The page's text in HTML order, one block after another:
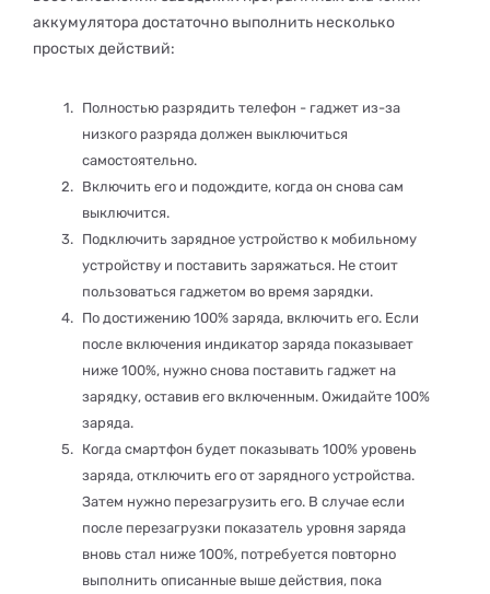
аккумулятора достаточно выполнить несколько
простых действий:
Полностью разрядить телефон - гаджет из-за
низкого разряда должен выключиться
самостоятельно.
Включить его и подождите, когда он снова сам
выключится.
Подключить зарядное устройство к мобильному
устройству и поставить заряжаться. Не стоит
пользоваться гаджетом во время зарядки.
По достижению 100% заряда, включить его. Если
после включения индикатор заряда показывает
ниже 100%, нужно снова поставить гаджет на
зарядку, оставив его включенным. Ожидайте 100%
заряда.
Когда смартфон будет показывать 100% уровень
заряда, отключить его от зарядного устройства.
Затем нужно перезагрузить его. В случае если
после перезагрузки показатель уровня заряда
вновь стал ниже 100%, потребуется повторно
выполнить описанные выше действия, пока